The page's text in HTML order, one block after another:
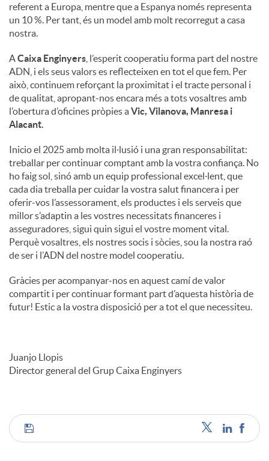
referent a Europa, mentre que a Espanya només representa
un 10 %. Per tant, és un model amb molt recorregut a casa
nostra.
ACaixa Enginyers , l’esperit cooperatiu forma part del nostre
ADN, i els seus valors es reflecteixen en tot el que fem. Per
això, continuem reforçant la proximitat i el tracte personal i
de qualitat, apropant-nos encara més a tots vosaltres amb
l’obertura d’oficines pròpies aVic, Vilanova, Manresa i
Alacant.
Inicio el 2025 amb molta il·lusió i una gran responsabilitat:
treballar per continuar comptant amb la vostra confiança. No
ho faig sol, sinó amb un equip professional excel·lent, que
cada dia treballa per cuidar la vostra salut financera i per
oferir-vos l’assessorament, els productes i els serveis que
millor s’adaptin a les vostres necessitats financeres i
asseguradores, sigui quin sigui el vostre moment vital.
Perquè vosaltres, els nostres socis i sòcies, sou la nostra raó
de ser i l’ADN del nostre model cooperatiu.
Gràcies per acompanyar-nos en aquest camí de valor
compartit i per continuar formant part d’aquesta història de
futur! Estic a la vostra disposició per a tot el que necessiteu.
Juanjo Llopis
Director general del Grup Caixa Enginyers
C